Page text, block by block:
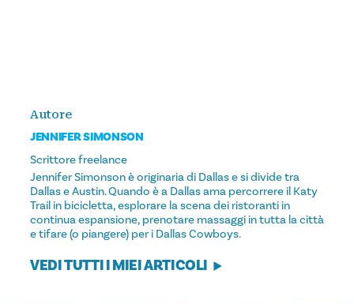
Autore
JENNIFER SIMONSON
Scrittore freelance
Jennifer Simonson è originaria di Dallas e si divide tra
Dallas e Austin. Quando è a Dallas ama percorrere il Katy
Trail in bicicletta, esplorare la scena dei ristoranti in
continua espansione, prenotare massaggi in tutta la città
e tifare (o piangere) per i Dallas Cowboys.
VEDI TUTTI I MIEI ARTICOLI